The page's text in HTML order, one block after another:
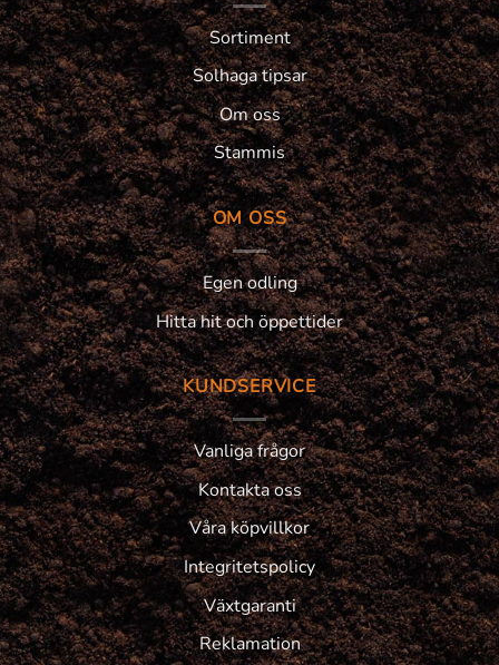
Sortiment
Solhaga tipsar
Om oss
Stammis
OM OSS
Egen odling
Hitta hit och öppettider
KUNDSERVICE
Vanliga frågor
Kontakta oss
Våra köpvillkor
Integritetspolicy
Växtgaranti
Reklamation